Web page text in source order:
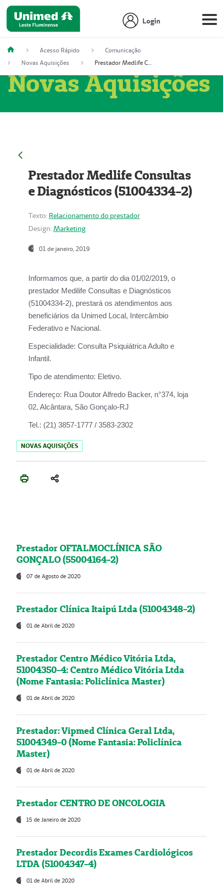
Login
Acesso Rápido
Comunicação
Novas Aquisições
Prestador Medlife Consultas e Diagnósticos (51004334-2)
Novas Aquisições
Prestador Medlife Consultas
e Diagnósticos (51004334-2)
Texto: Relacionamento do prestador
Design: Marketing
01 de janeiro, 2019
Informamos que, a partir do dia 01/02/2019, o
prestador Medilife Consultas e Diagnósticos
(51004334-2), prestará os atendimentos aos
beneficiários da Unimed Local, Intercâmbio
Federativo e Nacional.
Especialidade: Consulta Psiquiátrica Adulto e
Infantil.
Tipo de atendimento: Eletivo.
Endereço: Rua Doutor Alfredo Backer, n°374, loja
02, Alcântara, São Gonçalo-RJ
Tel.: (21) 3857-1777 / 3583-2302
NOVAS AQUISIÇÕES
Prestador OFTALMOCLÍNICA SÃO
GONÇALO (55004164-2)
07 de Agosto de 2020
Prestador Clínica Itaipú Ltda (51004348-2)
01 de Abril de 2020
Prestador Centro Médico Vitória Ltda,
51004350-4: Centro Médico Vitória Ltda
(Nome Fantasia: Policlínica Master)
01 de Abril de 2020
Prestador: Vipmed Clínica Geral Ltda,
51004349-0 (Nome Fantasia: Policlínica
Master)
01 de Abril de 2020
Prestador CENTRO DE ONCOLOGIA
15 de Janeiro de 2020
Prestador Decordis Exames Cardiológicos
LTDA (51004347-4)
01 de Abril de 2020